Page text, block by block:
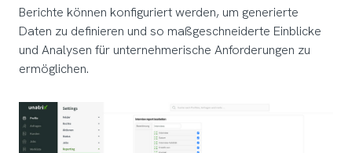
Berichte können konfiguriert werden, um generierte
Daten zu definieren und so maßgeschneiderte Einblicke
und Analysen für unternehmerische Anforderungen zu
ermöglichen.